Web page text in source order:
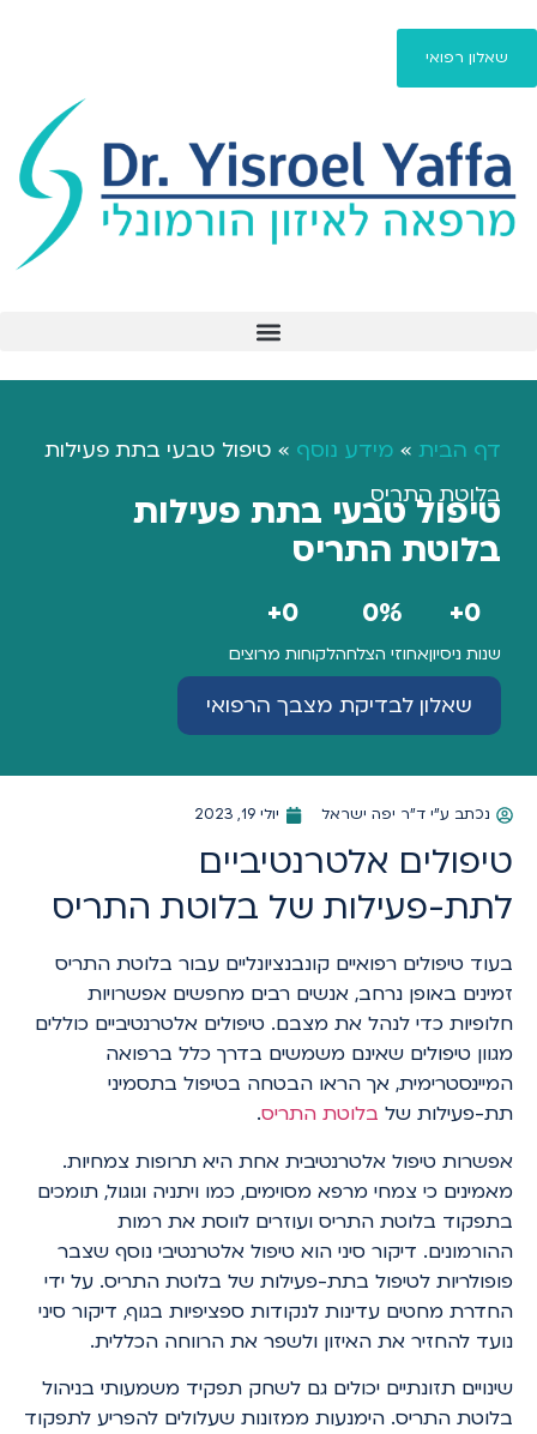
שאלון רפואי
דף הבית » מידע נוסף » טיפול טבעי בתת פעילות
בלוטת התריס
טיפול טבעי בתת פעילות
בלוטת התריס
שנות ניסיון
0
+
אחוזי הצלחה
%
0
לקוחות מרוצים
0
+
שאלון לבדיקת מצבך הרפואי
נכתב ע"י ד"ר יפה ישראל יולי 19, 2023
טיפולים אלטרנטיביים
לתת-פעילות של בלוטת התריס
בעוד טיפולים רפואיים קונבנציונליים עבור בלוטת התריס
זמינים באופן נרחב, אנשים רבים מחפשים אפשרויות
חלופיות כדי לנהל את מצבם. טיפולים אלטרנטיביים כוללים
מגוון טיפולים שאינם משמשים בדרך כלל ברפואה
המיינסטרימית, אך הראו הבטחה בטיפול בתסמיני
תת-פעילות של בלוטת התריס.
אפשרות טיפול אלטרנטיבית אחת היא תרופות צמחיות.
מאמינים כי צמחי מרפא מסוימים, כמו ויתניה וגוגול, תומכים
בתפקוד בלוטת התריס ועוזרים לווסת את רמות
ההורמונים. דיקור סיני הוא טיפול אלטרנטיבי נוסף שצבר
פופולריות לטיפול בתת-פעילות של בלוטת התריס. על ידי
החדרת מחטים עדינות לנקודות ספציפיות בגוף, דיקור סיני
נועד להחזיר את האיזון ולשפר את הרווחה הכללית.
שינויים תזונתיים יכולים גם לשחק תפקיד משמעותי בניהול
בלוטת התריס. הימנעות ממזונות שעלולים להפריע לתפקוד